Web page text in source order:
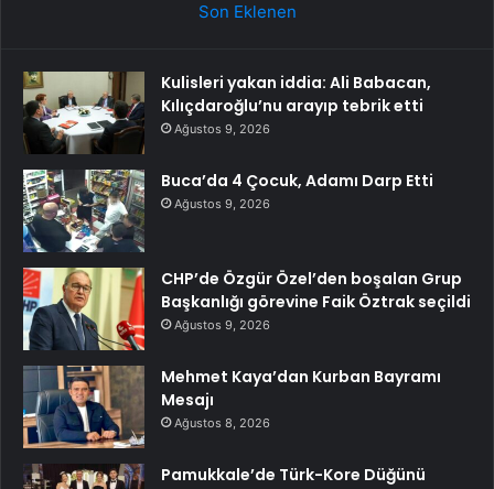
Son Eklenen
Kulisleri yakan iddia: Ali Babacan,
Kılıçdaroğlu’nu arayıp tebrik etti
Ağustos 9, 2026
Buca’da 4 Çocuk, Adamı Darp Etti
Ağustos 9, 2026
CHP’de Özgür Özel’den boşalan Grup
Başkanlığı görevine Faik Öztrak seçildi
Ağustos 9, 2026
Mehmet Kaya’dan Kurban Bayramı
Mesajı
Ağustos 8, 2026
Pamukkale’de Türk-Kore Düğünü